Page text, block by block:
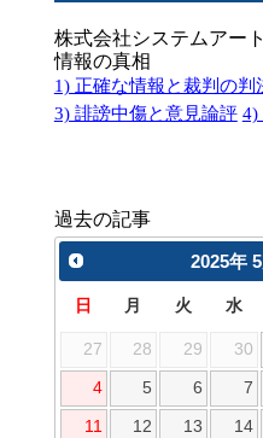
株式会社システムアー
情報の真相
1) 正確な情報と裁判の判
3) 誹謗中傷と意見論評 4)
過去の記事
2025年
日 月 火 水
27 28 29 30
4 5 6 7
11 12 13 14